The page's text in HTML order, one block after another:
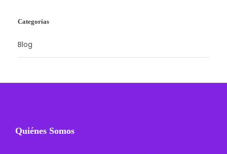
Categorías
Blog
Quiénes Somos